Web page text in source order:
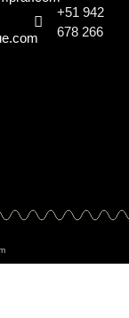
+51 942
678 266